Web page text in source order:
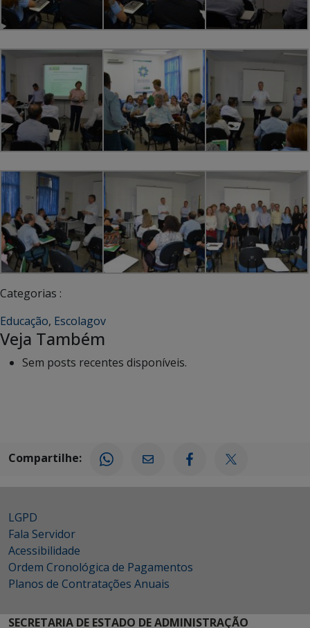
Categorias :
Educação, Escolagov
Veja Também
Sem posts recentes disponíveis.
Compartilhe:
LGPD
Fala Servidor
Acessibilidade
Ordem Cronológica de Pagamentos
Planos de Contratações Anuais
SECRETARIA DE ESTADO DE ADMINISTRAÇÃO